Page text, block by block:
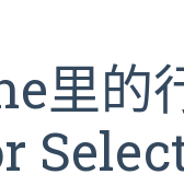
里的